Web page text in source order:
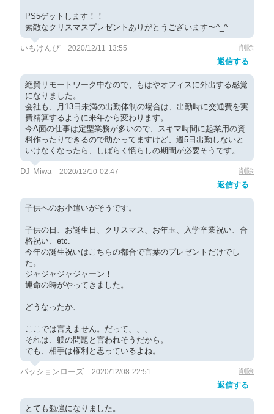
PS5ゲットします！！
素敵なクリスマスプレゼントありがとうございます〜^_^
いもけんぴ 2020/12/11 13:55 削除
返信する
絶賛リモートワーク中なので、もはやオフィスに外出する感覚
になりました。
会社も、月13日未満の出勤体制の場合は、出勤時に交通費を実
費精算するように来年から変わります。
今A面の仕事は定型業務が多いので、スキマ時間に起業用の資
料作ったりできるので助かってますけど、週5日出勤しないと
いけなくなったら、しばらく慣らしの期間が必要そうです。
DJ Miwa 2020/12/10 02:47 削除
返信する
子供へのお小遣いがそうです。
子供の日、お誕生日、クリスマス、お年玉、入学卒業祝い、合
格祝い、etc.
今年の誕生祝いはこちらの都合で言葉のプレゼントだけでし
た。
ジャジャジャジャーン！
運命の時がやってきました。
どうなったか、
ここでは言えません。だって、、、
それは、躾の問題と言われそうだから。
でも、相手は権利と思っているよね。
パッションローズ 2020/12/08 22:51 削除
返信する
とても勉強になりました。